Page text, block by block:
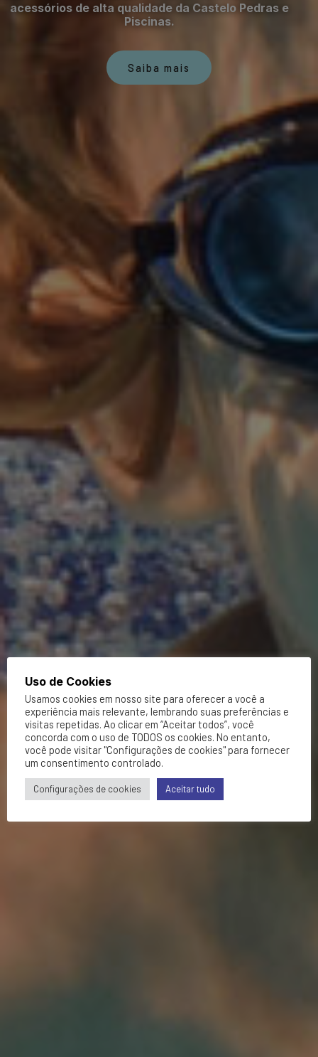
acessórios de alta qualidade da Castelo Pedras e
Piscinas.
Saiba mais
Uso de Cookies
Usamos cookies em nosso site para oferecer a você a
experiência mais relevante, lembrando suas preferências e
visitas repetidas. Ao clicar em “Aceitar todos”, você
concorda com o uso de TODOS os cookies. No entanto,
você pode visitar "Configurações de cookies" para fornecer
um consentimento controlado.
Configurações de cookies Aceitar tudo